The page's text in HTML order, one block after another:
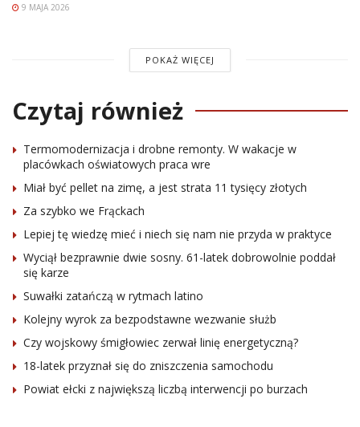
9 MAJA 2026
POKAŻ WIĘCEJ
Czytaj również
Termomodernizacja i drobne remonty. W wakacje w
placówkach oświatowych praca wre
Miał być pellet na zimę, a jest strata 11 tysięcy złotych
Za szybko we Frąckach
Lepiej tę wiedzę mieć i niech się nam nie przyda w praktyce
Wyciął bezprawnie dwie sosny. 61-latek dobrowolnie poddał
się karze
Suwałki zatańczą w rytmach latino
Kolejny wyrok za bezpodstawne wezwanie służb
Czy wojskowy śmigłowiec zerwał linię energetyczną?
18-latek przyznał się do zniszczenia samochodu
Powiat ełcki z największą liczbą interwencji po burzach